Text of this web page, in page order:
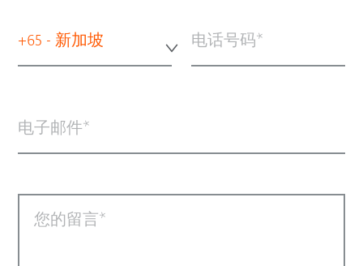
+65 - 新加坡 电话号码
电子邮件
您的留言